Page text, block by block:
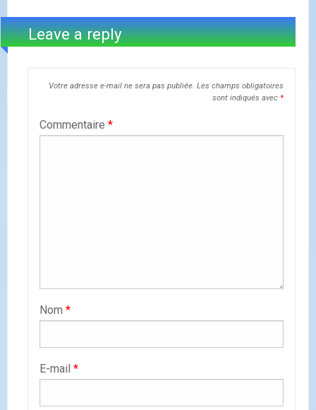
Leave a reply
Votre adresse e-mail ne sera pas publiée. Les champs obligatoires
sont indiqués avec *
Commentaire *
Nom *
E-mail *